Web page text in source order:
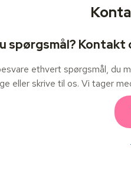
spørgsmål?
ethvert spørgsmål, du
eller skrive til os. Vi tager